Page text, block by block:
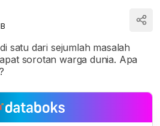
satu dari sejumlah masalah
sorotan warga dunia. Apa